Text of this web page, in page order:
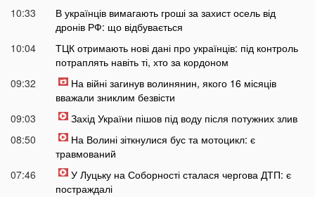
10:33
В українців вимагають гроші за захист осель від
дронів РФ: що відбувається
10:04
ТЦК отримають нові дані про українців: під контроль
потраплять навіть ті, хто за кордоном
09:32
На війні загинув волинянин, якого 16 місяців
вважали зниклим безвісти
09:03
Захід України пішов під воду після потужних злив
08:50
На Волині зіткнулися бус та мотоцикл: є
травмований
07:46
У Луцьку на Соборності сталася чергова ДТП: є
постраждалі